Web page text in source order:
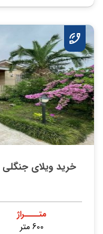
خرید ویلای جنگلی 600 متری زیبای دامنه جنگل جوربند
متــــراژ
600 متر